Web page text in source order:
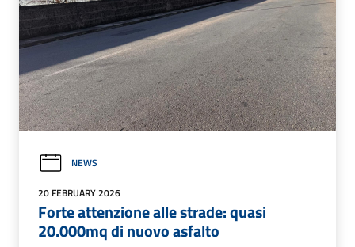
NEWS
20 FEBRUARY 2026
Forte attenzione alle strade: quasi
20.000mq di nuovo asfalto